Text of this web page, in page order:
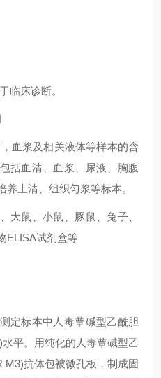
临床诊断。
血浆及相关液体等样本的含
括血清、血浆、尿液、胸腹
上清、组织匀浆等标本。
大鼠、小鼠、豚鼠、兔子、
ELISA试剂盒等
定标本中人毒蕈碱型乙酰胆
平。用纯化的人毒蕈碱型乙
抗体包被微孔板，制成固